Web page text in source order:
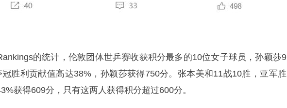
的统计，伦敦团体世乒赛收获积分最多的10位女子球员，孙颖莎9
胜利贡献值高达38%，孙颖莎获得750分。张本美和11战10胜，亚军胜
获得609分，只有这两人获得积分超过600分。